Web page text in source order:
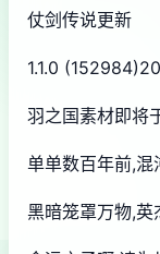
仗剑传说更新
1.1.0
羽之国素材即将
单单数百年前,混
黑暗笼罩万物,英